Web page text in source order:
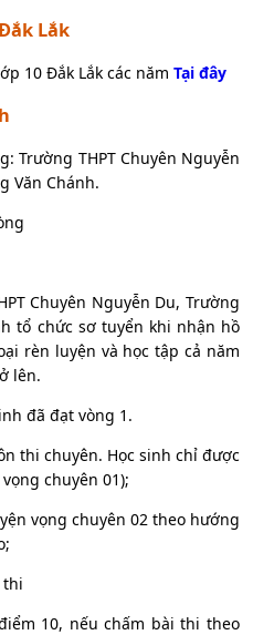
Lắk
10 Đắk Lắk các năm Tại đây
Trường THPT Chuyên Nguyễn
Văn Chánh.
Chuyên Nguyễn Du, Trường
tổ chức sơ tuyển khi nhận hồ
rèn luyện và học tập cả năm
lên.
đã đạt vòng 1.
thi chuyên. Học sinh chỉ được
chuyên 01);
vọng chuyên 02 theo hướng
thi
10, nếu chấm bài thi theo